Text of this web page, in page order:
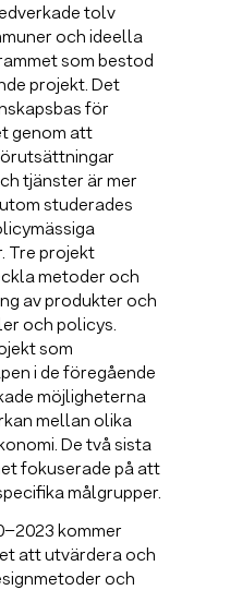
tolv
och ideella
som bestod
projekt. Det
för
genom att
tjänster är mer
studerades
Tre projekt
metoder och
av produkter och
och policys.
som
i de föregående
möjligheterna
mellan olika
De två sista
fokuserade på att
målgrupper.
kommer
att utvärdera och
och